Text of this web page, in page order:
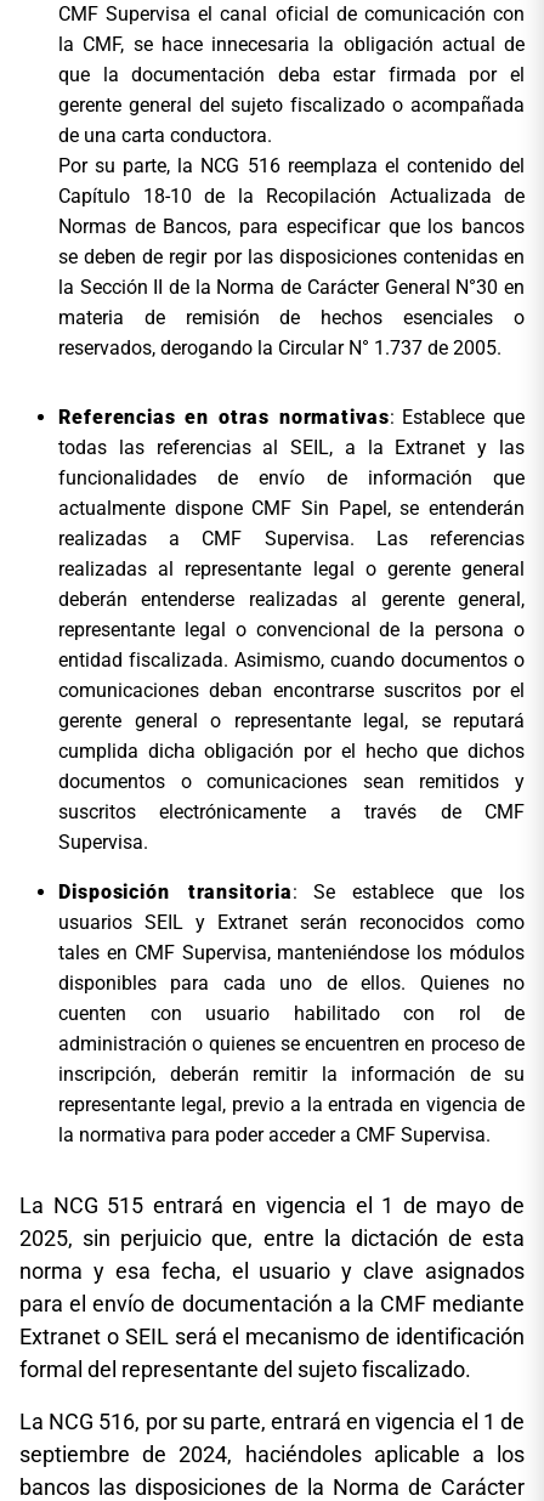
CMF Supervisa el canal oficial de comunicación con
la CMF, se hace innecesaria la obligación actual de
que la documentación deba estar firmada por el
gerente general del sujeto fiscalizado o acompañada
de una carta conductora.
Por su parte, la NCG 516 reemplaza el contenido del
Capítulo 18-10 de la Recopilación Actualizada de
Normas de Bancos, para especificar que los bancos
se deben de regir por las disposiciones contenidas en
la Sección II de la Norma de Carácter General N°30 en
materia de remisión de hechos esenciales o
reservados, derogando la Circular N° 1.737 de 2005.
Referencias en otras normativas: Establece que
todas las referencias al SEIL, a la Extranet y las
funcionalidades de envío de información que
actualmente dispone CMF Sin Papel, se entenderán
realizadas a CMF Supervisa. Las referencias
realizadas al representante legal o gerente general
deberán entenderse realizadas al gerente general,
representante legal o convencional de la persona o
entidad fiscalizada. Asimismo, cuando documentos o
comunicaciones deban encontrarse suscritos por el
gerente general o representante legal, se reputará
cumplida dicha obligación por el hecho que dichos
documentos o comunicaciones sean remitidos y
suscritos electrónicamente a través de CMF
Supervisa.
Disposición transitoria: Se establece que los
usuarios SEIL y Extranet serán reconocidos como
tales en CMF Supervisa, manteniéndose los módulos
disponibles para cada uno de ellos. Quienes no
cuenten con usuario habilitado con rol de
administración o quienes se encuentren en proceso de
inscripción, deberán remitir la información de su
representante legal, previo a la entrada en vigencia de
la normativa para poder acceder a CMF Supervisa.
La NCG 515 entrará en vigencia el 1 de mayo de
2025, sin perjuicio que, entre la dictación de esta
norma y esa fecha, el usuario y clave asignados
para el envío de documentación a la CMF mediante
Extranet o SEIL será el mecanismo de identificación
formal del representante del sujeto fiscalizado.
La NCG 516, por su parte, entrará en vigencia el 1 de
septiembre de 2024, haciéndoles aplicable a los
bancos las disposiciones de la Norma de Carácter